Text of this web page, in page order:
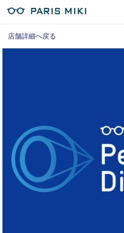
マイページ
店舗を探す
店舗検索/来店予約
商品を探す
店舗詳細へ戻る